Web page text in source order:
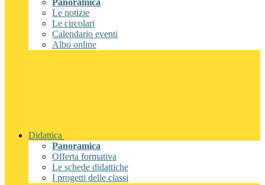
Panoramica
Le notizie
Le circolari
Calendario eventi
Albo online
Didattica
Panoramica
Offerta formativa
Le schede didattiche
I progetti delle classi